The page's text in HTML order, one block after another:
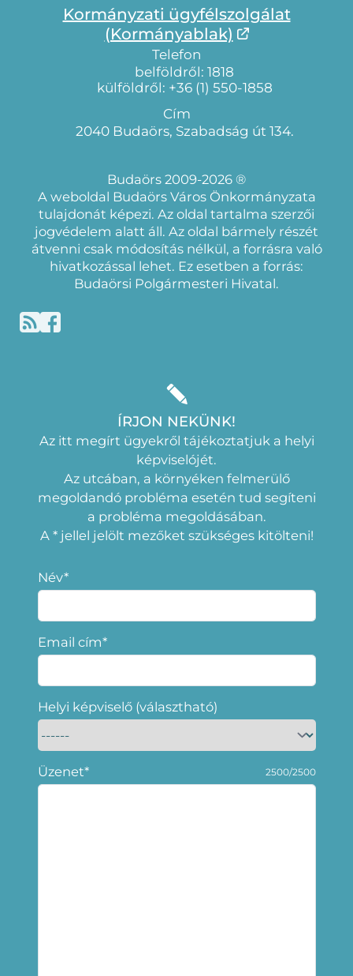
Kormányzati ügyfélszolgálat
(Kormányablak)
Telefon
belföldről: 1818
külföldről: +36 (1) 550-1858
Cím
2040 Budaörs, Szabadság út 134.
Budaörs 2009-2026 ®
A weboldal Budaörs Város Önkormányzata
tulajdonát képezi. Az oldal tartalma szerzői
jogvédelem alatt áll. Az oldal bármely részét
átvenni csak módosítás nélkül, a forrásra való
hivatkozással lehet. Ez esetben a forrás:
Budaörsi Polgármesteri Hivatal.
ÍRJON NEKÜNK!
Az itt megírt ügyekről tájékoztatjuk a helyi
képviselójét.
Az utcában, a környéken felmerülő
megoldandó probléma esetén tud segíteni
a probléma megoldásában.
A * jellel jelölt mezőket szükséges kitölteni!
Név*
Email cím*
Helyi képviselő (választható)
Üzenet* 2500/2500